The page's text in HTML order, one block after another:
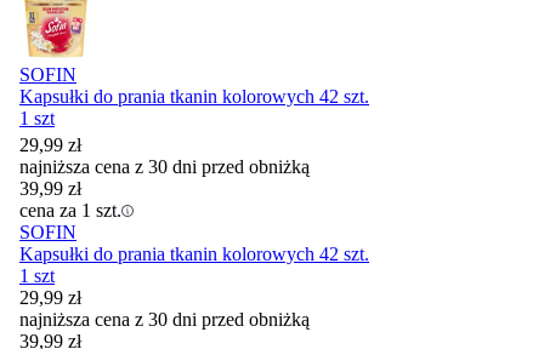
SOFIN
Kapsułki do prania tkanin kolorowych 42 szt.
1 szt
29,99 zł
najniższa cena z 30 dni przed obniżką
39,99 zł
cena za 1 szt.
SOFIN
Kapsułki do prania tkanin kolorowych 42 szt.
1 szt
29,99 zł
najniższa cena z 30 dni przed obniżką
39,99 zł